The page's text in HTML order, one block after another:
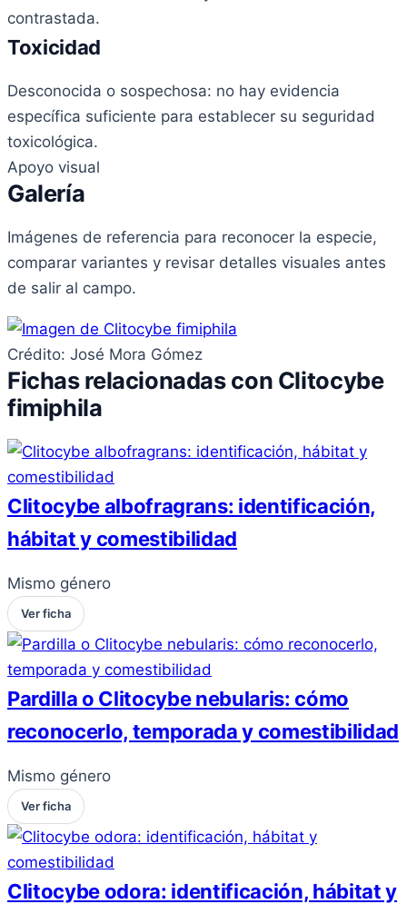
contrastada.
Toxicidad
Desconocida o sospechosa: no hay evidencia
específica suficiente para establecer su seguridad
toxicológica.
Apoyo visual
Galería
Imágenes de referencia para reconocer la especie,
comparar variantes y revisar detalles visuales antes
de salir al campo.
Crédito: José Mora Gómez
Fichas relacionadas con Clitocybe
fimiphila
Clitocybe albofragrans: identificación,
hábitat y comestibilidad
Mismo género
Ver ficha
Pardilla o Clitocybe nebularis: cómo
reconocerlo, temporada y comestibilidad
Mismo género
Ver ficha
Clitocybe odora: identificación, hábitat y